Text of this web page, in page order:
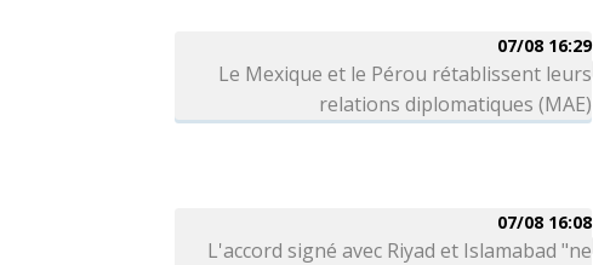
07/08 16:29
Le Mexique et le Pérou rétablissent leurs
relations diplomatiques (MAE)
07/08 16:08
L'accord signé avec Riyad et Islamabad "ne